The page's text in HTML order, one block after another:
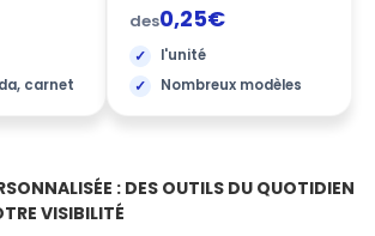
carnet
des0,25€
l'unité
Nombreux modèles
: DES OUTILS DU QUOTIDIEN
VISIBILITÉ